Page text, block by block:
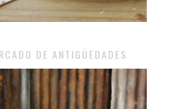
DE ANTIGÜEDADES